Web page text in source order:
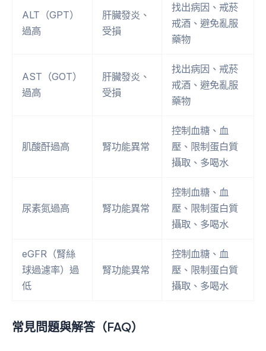
ALT（GPT）
過高
肝臟發炎、
受損
找出病因、戒菸
戒酒、避免亂服
藥物
AST（GOT）
過高
肝臟發炎、
受損
找出病因、戒菸
戒酒、避免亂服
藥物
肌酸酐過高 腎功能異常
控制血糖、血
壓、限制蛋白質
攝取、多喝水
尿素氮過高 腎功能異常
控制血糖、血
壓、限制蛋白質
攝取、多喝水
eGFR（腎絲
球過濾率）過
低
腎功能異常
控制血糖、血
壓、限制蛋白質
攝取、多喝水
常見問題與解答（FAQ）